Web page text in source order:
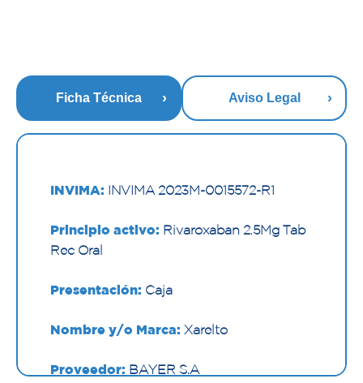
Ficha Técnica Aviso Legal
INVIMA: INVIMA 2023M-0015572-R1
Principio activo: Rivaroxaban 2.5Mg Tab
Rec Oral
Presentación: Caja
Nombre y/o Marca: Xarelto
Proveedor: BAYER S.A